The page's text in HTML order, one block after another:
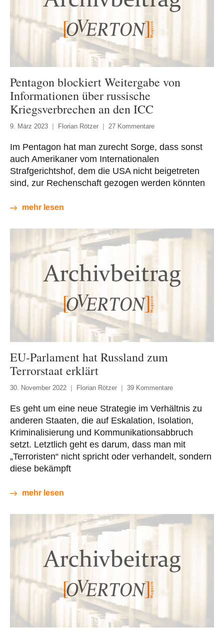
Pentagon blockiert Weitergabe von
Informationen über russische
Kriegsverbrechen an den ICC
9. März 2023 Florian Rötzer 27 Kommentare
Im Pentagon hat man zurecht Sorge, dass sonst
auch Amerikaner vom Internationalen
Strafgerichtshof, dem die USA nicht beigetreten
sind, zur Rechenschaft gezogen werden könnten
mehr lesen
EU-Parlament hat Russland zum
Terrorstaat erklärt
30. November 2022 Florian Rötzer 39 Kommentare
Es geht um eine neue Strategie im Verhältnis zu
anderen Staaten, die auf Eskalation, Isolation,
Kriminalisierung und Kommunikationsabbruch
setzt. Letztlich geht es darum, dass man mit
„Terroristen“ nicht spricht oder verhandelt, sondern
diese bekämpft
mehr lesen